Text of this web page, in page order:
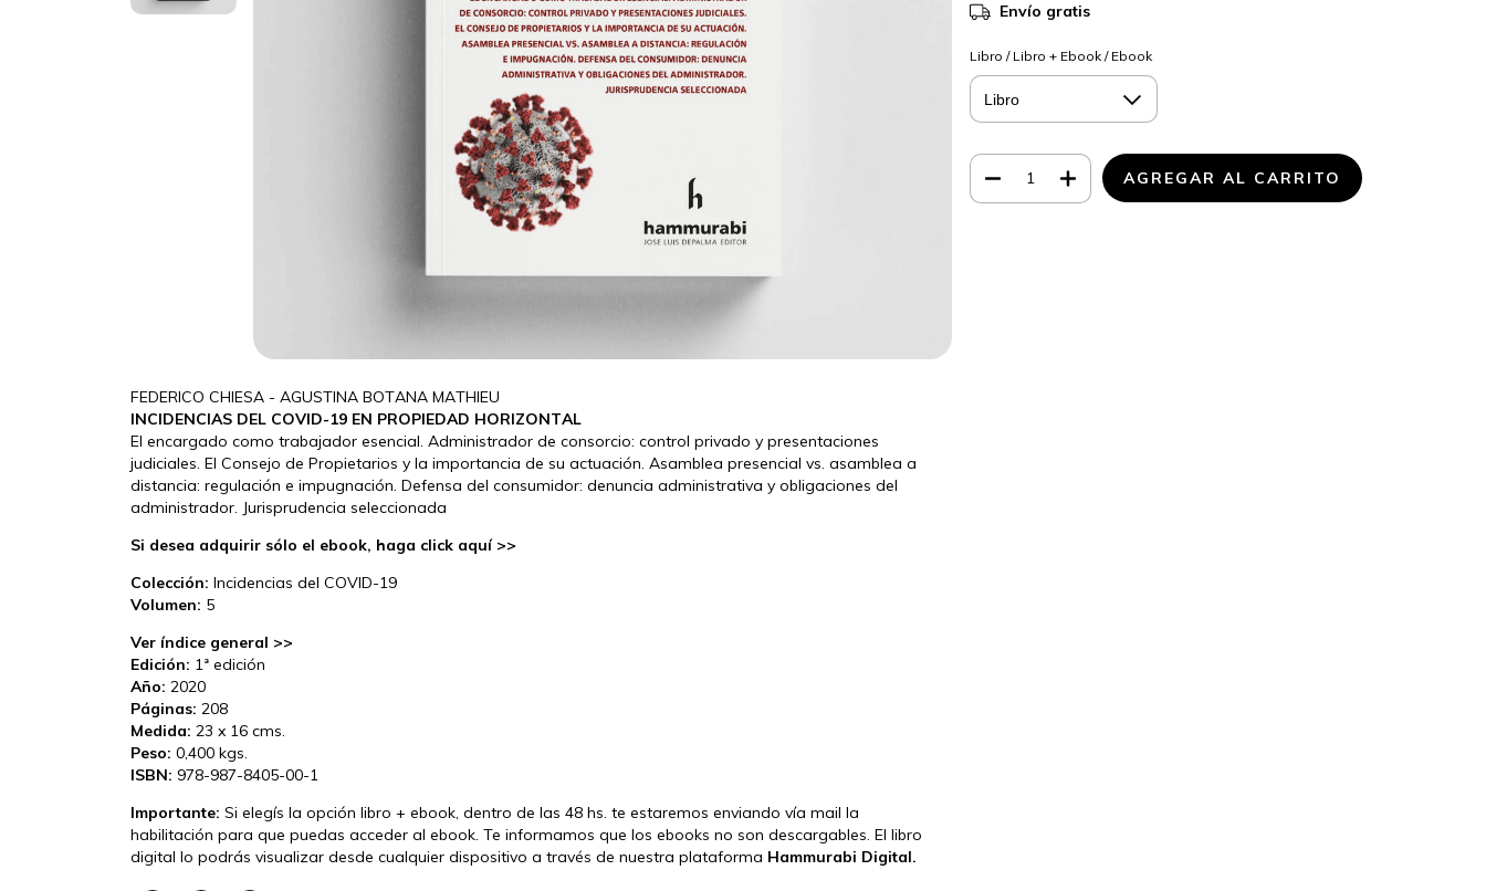
FEDERICO CHIESA - AGUSTINA BOTANA MATHIEU
INCIDENCIAS DEL COVID-19 EN PROPIEDAD HORIZONTAL
El encargado como trabajador esencial. Administrador de consorcio: control privado y presentaciones
judiciales. El Consejo de Propietarios y la importancia de su actuación. Asamblea presencial vs. asamblea a
distancia: regulación e impugnación. Defensa del consumidor: denuncia administrativa y obligaciones del
administrador. Jurisprudencia seleccionada
Si desea adquirir sólo el ebook, haga click aquí >>
Colección: Incidencias del COVID-19
Volumen: 5
Ver índice general >>
Edición: 1ª edición
Año: 2020
Páginas: 208
Medida: 23 x 16 cms.
Peso: 0,400 kgs.
ISBN: 978-987-8405-00-1
Importante: Si elegís la opción libro + ebook, dentro de las 48 hs. te estaremos enviando vía mail la
habilitación para que puedas acceder al ebook. Te informamos que los ebooks no son descargables. El libro
digital lo podrás visualizar desde cualquier dispositivo a través de nuestra plataforma Hammurabi Digital.
Envío gratis
Libro / Libro + Ebook / Ebook